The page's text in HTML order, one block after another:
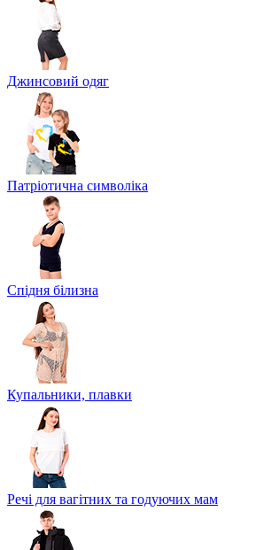
Джинсовий одяг
Патріотична символіка
Спідня білизна
Купальники, плавки
Речі для вагітних та годуючих мам